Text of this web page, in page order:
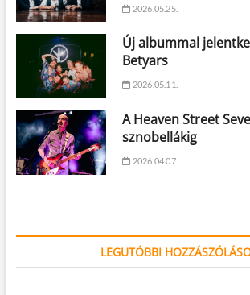
2026.05.25.
Új albummal
Betyars
2026.05.11.
A Heaven Street
sznobellákig
2026.04.07.
LEGUTÓBBI